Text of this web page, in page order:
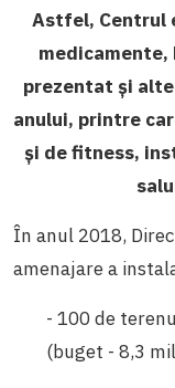
Astfel, Centrul
medicamente,
prezentat și
anului, printre
și de fitness,
În anul 2018,
amenajare a
- 100 de
(buget - 8,3